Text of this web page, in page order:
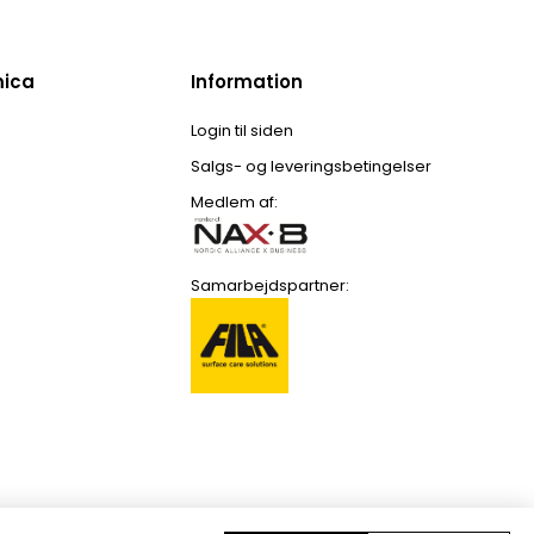
Information
Login til siden
Salgs- og leveringsbetingelser
Medlem af:
Samarbejdspartner: